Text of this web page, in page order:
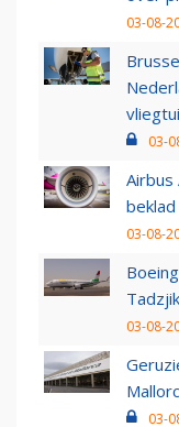
03-08-
03-
Airbus
03-08-
03-08-
03-